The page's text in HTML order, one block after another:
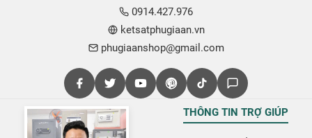
0914.427.976
ketsatphugiaan.vn
phugiaanshop@gmail.com
THÔNG TIN TRỢ GIÚP